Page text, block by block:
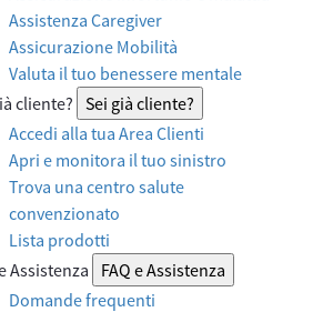
Assistenza Caregiver
Assicurazione Mobilità
Valuta il tuo benessere mentale
cliente? Sei già cliente?
Accedi alla tua Area Clienti
Apri e monitora il tuo sinistro
Trova una centro salute
convenzionato
Lista prodotti
Assistenza
FAQ e Assistenza
Domande frequenti